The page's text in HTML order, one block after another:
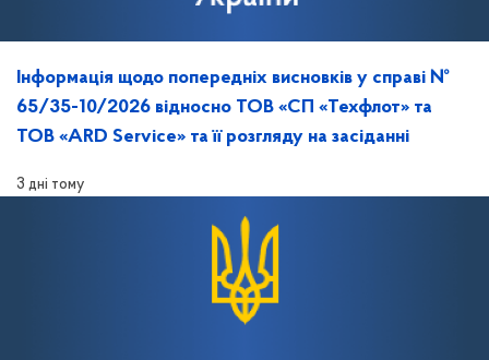
Інформація щодо попередніх висновків у справі №
65/35-10/2026 відносно ТОВ «СП «Техфлот» та
ТОВ «ARD Service» та її розгляду на засіданні
3 дні тому